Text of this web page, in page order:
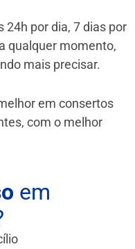
24h por dia, 7 dias por
qualquer momento,
mais precisar.
em consertos
com o melhor
em